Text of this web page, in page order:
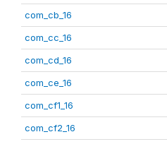
com_cb_16
com_cc_16
com_cd_16
com_ce_16
com_cf1_16
com_cf2_16